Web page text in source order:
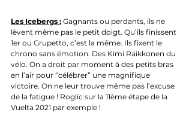
Les Icebergs : Gagnants ou perdants, ils ne
lèvent même pas le petit doigt. Qu’ils finissent
1er ou Grupetto, c’est la même. Ils fixent le
chrono sans émotion. Des Kimi Raikkonen du
vélo. On a droit par moment à des petits bras
en l’air pour “célébrer” une magnifique
victoire. On ne leur trouve même pas l’excuse
de la fatigue ! Roglic sur la 11ème étape de la
Vuelta 2021 par exemple !